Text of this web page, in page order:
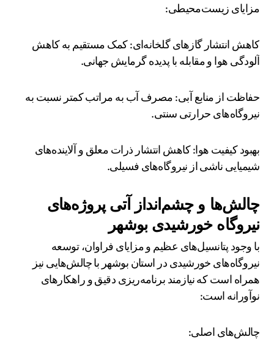
مزایای زیست‌محیطی:
کاهش انتشار گازهای گلخانه‌ای: کمک مستقیم به کاهش
آلودگی هوا و مقابله با پدیده گرمایش جهانی.
حفاظت از منابع آبی: مصرف آب به مراتب کمتر نسبت به
نیروگاه‌های حرارتی سنتی.
بهبود کیفیت هوا: کاهش انتشار ذرات معلق و آلاینده‌های
شیمیایی ناشی از نیروگاه‌های فسیلی.
چالش‌ها و چشم‌انداز آتی پروژه‌های
نیروگاه خورشیدی بوشهر
با وجود پتانسیل‌های عظیم و مزایای فراوان، توسعه
نیروگاه‌های خورشیدی در استان بوشهر با چالش‌هایی نیز
همراه است که نیازمند برنامه‌ریزی دقیق و راهکارهای
نوآورانه است:
چالش‌های اصلی: